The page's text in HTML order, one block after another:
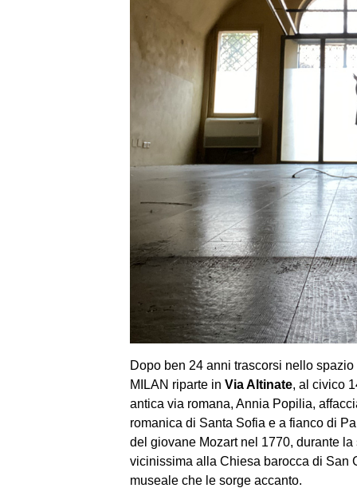
Dopo ben 24 anni trascorsi nello
MILAN riparte in Via Altinate, al civico
antica via romana, Annia Popilia,
romanica di Santa Sofia e a fianco di
del giovane Mozart nel 1770, durante
vicinissima alla Chiesa barocca di San
museale che le sorge accanto.